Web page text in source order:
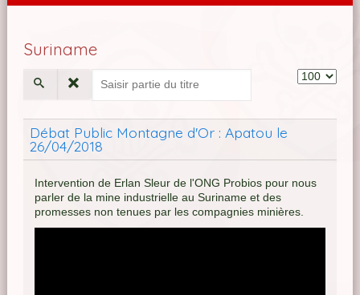
Suriname
Débat Public Montagne d'Or : Apatou le
26/04/2018
Intervention de Erlan Sleur de l'ONG Probios pour nous
parler de la mine industrielle au Suriname et des
promesses non tenues par les compagnies minières.